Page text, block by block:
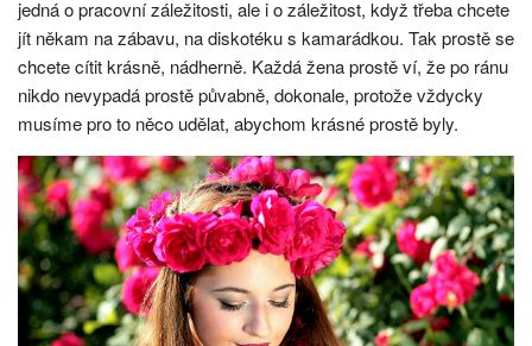
jedná o pracovní záležitosti, ale i o záležitost, když třeba chcete
jít někam na zábavu, na diskotéku s kamarádkou. Tak prostě se
chcete cítit krásně, nádherně. Každá žena prostě ví, že po ránu
nikdo nevypadá prostě půvabně, dokonale, protože vždycky
musíme pro to něco udělat, abychom krásné prostě byly.